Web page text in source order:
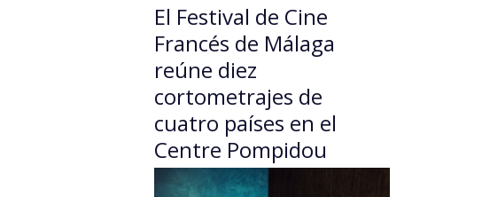
El Festival de Cine
Francés de Málaga
reúne diez
cortometrajes de
cuatro países en el
Centre Pompidou